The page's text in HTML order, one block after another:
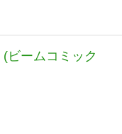
ビームコミック